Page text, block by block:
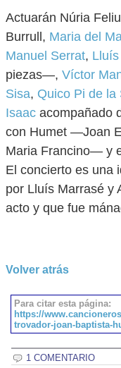
Actuarán Núria
Burrull, Maria del
Manuel Serrat,
piezas—, Víctor
Sisa, Quico Pi de la
Isaac acompañado
con Humet —Joan
Maria Francino— y
El concierto es una
por Lluís Marrasé y
acto y que fue
Volver atrás
Para citar esta página:
https://
trovador-joan-baptista-
1 COMENTARIO